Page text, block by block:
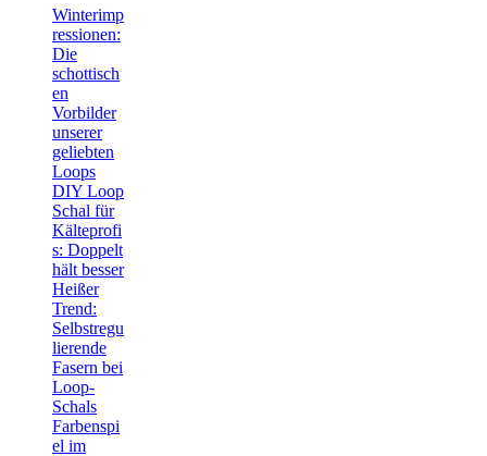
Winterimp
ressionen:
Die
schottisch
en
Vorbilder
unserer
geliebten
Loops
DIY Loop
Schal für
Kälteprofi
s: Doppelt
hält besser
Heißer
Trend:
Selbstregu
lierende
Fasern bei
Loop-
Schals
Farbenspi
el im